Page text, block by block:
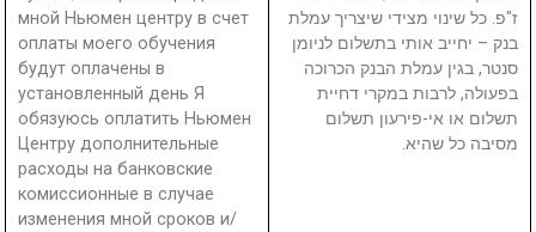
мной Ньюмен центру в счет
оплаты моего обучения
будут оплачены в
установленный день Я
обязуюсь оплатить Ньюмен
Центру дополнительные
расходы на банковские
комиссионные в случае
изменения мной сроков и/
ז"פ. כל שינוי מצידי שיצריך עמלת
בנק – יחייב אותי בתשלום לניומן
סנטר, בגין עמלת הבנק הכרוכה
בפעולה, לרבות במקרי דחיית
תשלום או אי-פירעון תשלום
מסיבה כל שהיא.